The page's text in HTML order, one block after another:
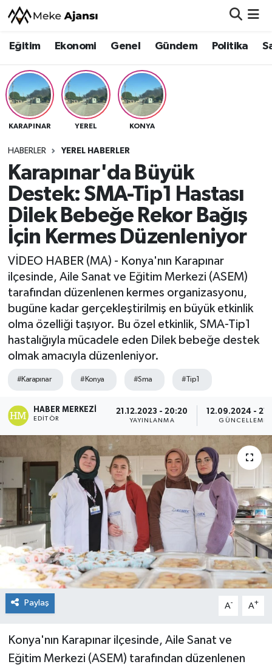
Eğitim Ekonomi Genel Gündem Politika
KARAPINAR YEREL KONYA
HABERLER YEREL HABERLER
Karapınar'da Büyük
Destek: SMA-Tip1 Hastası
Dilek Bebeğe Rekor Bağış
İçin Kermes Düzenleniyor
VİDEO HABER (MA) - Konya'nın Karapınar
ilçesinde, Aile Sanat ve Eğitim Merkezi (ASEM)
tarafından düzenlenen kermes organizasyonu,
bugüne kadar gerçekleştirilmiş en büyük etkinlik
olma özelliği taşıyor. Bu özel etkinlik, SMA-Tip1
hastalığıyla mücadele eden Dilek bebeğe destek
olmak amacıyla düzenleniyor.
#Karapınar #Konya #Sma #Tip1
HABER MERKEZI
EDITÖR
21.12.2023 - 20:20
YAYINLANMA
12.09.2024 -
GÜNCELLEME
Paylaş A- A+
Konya'nın Karapınar ilçesinde, Aile Sanat ve
Eğitim Merkezi (ASEM) tarafından düzenlenen
Eğitim
Ekonomi
Genel
Politika
Sağlık
Siyaset
Spor
Nöbetçi Eczaneler
Hava Durumu
Namaz Vakitleri
Süper Lig Puan Durumu ve Fikstür
Tüm Manşetler
Son Dakika Haberleri
Haber Arşivi